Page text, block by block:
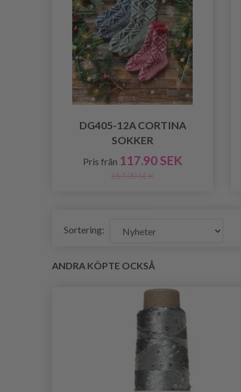
DG405-12A CORTINA
SOKKER
Pris från 117.90 SEK
157.90 SEK
Sortering:
ANDRA KÖPTE OCKSÅ